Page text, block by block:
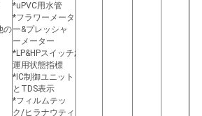
の
*uPVC用水管
*フラワーメータ
ー&プレッシャ
ーメーター
*LP&HPスイッチ;
運用状態指標
*IC制御ユニット
とTDS表示
*フィルムテッ
ク/ヒラナウティ